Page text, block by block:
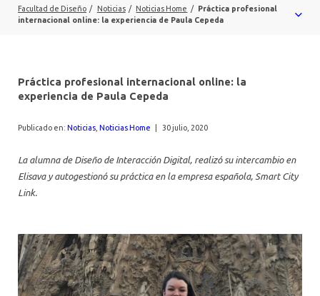
INVESTIGACIÓN
AGENDA
Facultad de Diseño / Noticias / Noticias Home /
Práctica profesional
internacional online: la experiencia de Paula Cepeda
Práctica profesional internacional online: la
experiencia de Paula Cepeda
Publicado en: Noticias Noticias Home 30 julio, 2020
La alumna de Diseño de Interacción Digital, realizó su intercambio en
Elisava y autogestionó su práctica en la empresa española, Smart City
Link.